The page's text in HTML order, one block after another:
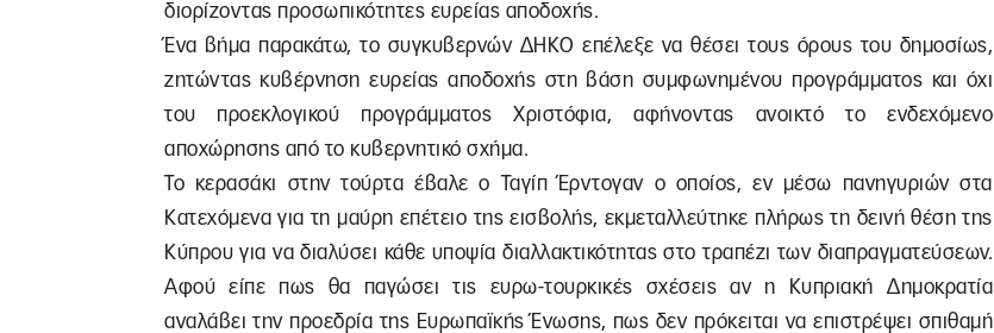
διορίζοντας προσωπικότητες ευρείας αποδοχής.
Ένα βήμα παρακάτω, το συγκυβερνών ΔΗΚΟ επέλεξε να θέσει τους όρους του δημοσίως,
ζητώντας κυβέρνηση ευρείας αποδοχής στη βάση συμφωνημένου προγράμματος και όχι
του προεκλογικού προγράμματος Χριστόφια, αφήνοντας ανοικτό το ενδεχόμενο
αποχώρησης από το κυβερνητικό σχήμα.
Το κερασάκι στην τούρτα έβαλε ο Ταγίπ Έρντογαν ο οποίος, εν μέσω πανηγυριών στα
Κατεχόμενα για τη μαύρη επέτειο της εισβολής, εκμεταλλεύτηκε πλήρως τη δεινή θέση της
Κύπρου για να διαλύσει κάθε υποψία διαλλακτικότητας στο τραπέζι των διαπραγματεύσεων.
Αφού είπε πως θα παγώσει τις ευρω-τουρκικές σχέσεις αν η Κυπριακή Δημοκρατία
αναλάβει την προεδρία της Ευρωπαϊκής Ένωσης, πως δεν πρόκειται να επιστρέψει σπιθαμή